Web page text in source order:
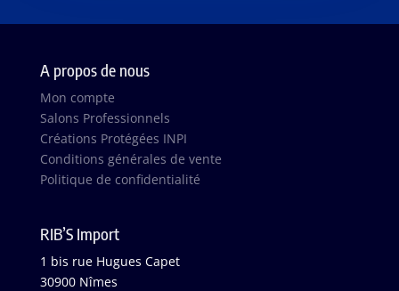
A propos de nous
Mon compte
Salons Professionnels
Créations Protégées INPI
Conditions générales de vente
Politique de confidentialité
RIB’S Import
1 bis rue Hugues Capet
30900 Nîmes